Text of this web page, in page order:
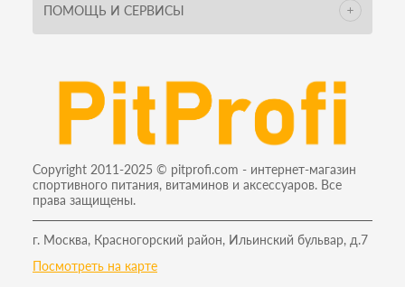
ПОМОЩЬ И СЕРВИСЫ
Copyright 2011-2025 © pitprofi.com - интернет-магазин
спортивного питания, витаминов и аксессуаров. Все
права защищены.
г. Москва, Красногорский район, Ильинский бульвар, д.7
Посмотреть на карте